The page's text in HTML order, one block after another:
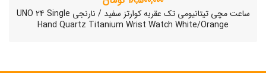
ساعت مچی تیتانیومی تک عقربه کوارتز سفید / نارنجی UNO 24 Single
Hand Quartz Titanium Wrist Watch White/Orange